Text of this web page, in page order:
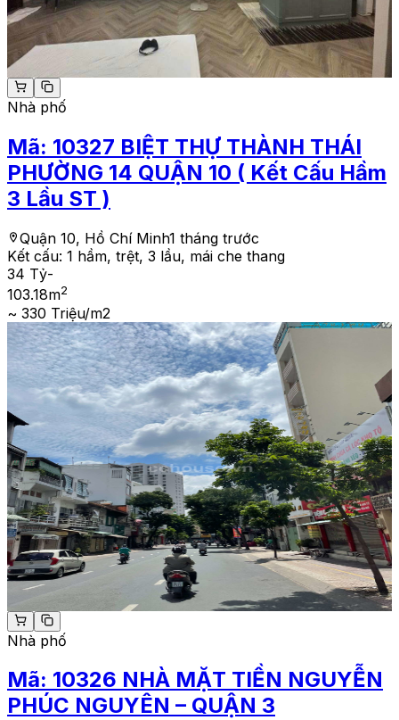
Nhà phố
Mã: 10327 BIỆT THỰ THÀNH THÁI
PHƯỜNG 14 QUẬN 10 ( Kết Cấu Hầm
3 Lầu ST )
Quận 10, Hồ Chí Minh1 tháng trước
Kết cấu: 1 hầm, trệt, 3 lầu, mái che thang
34 Tỷ-
103.18m2
~ 330 Triệu/m2
Nhà phố
Mã: 10326 NHÀ MẶT TIỀN NGUYỄN
PHÚC NGUYÊN – QUẬN 3